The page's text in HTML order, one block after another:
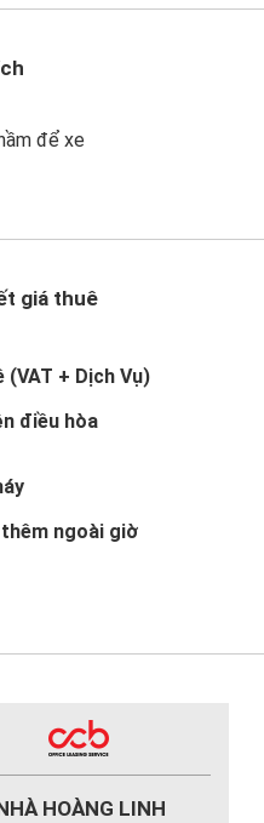
để xe
giá thuê
(VAT + Dịch Vụ)
điều hòa
ngoài giờ
HOÀNG LINH